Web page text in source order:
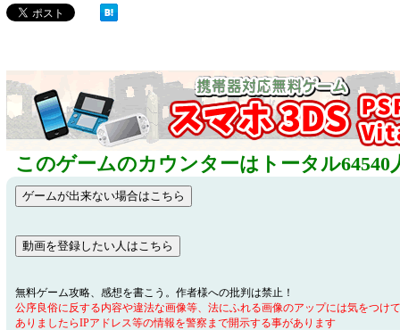
このゲームのカウンターはトータル64540
無料ゲーム攻略、感想を書こう。作者様への批判は禁止！
公序良俗に反する内容や違法な画像等、法にふれる画像のアップには気をつけ
ありましたらIPアドレス等の情報を警察まで開示する事があります